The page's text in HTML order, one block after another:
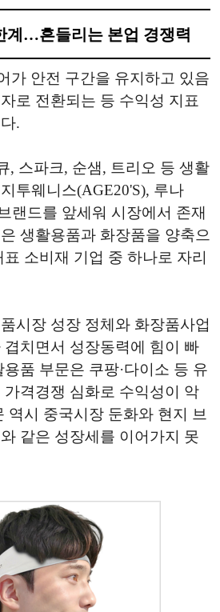
계…흔들리는 본업 경쟁력
가 안전 구간을 유지하고 있음
로 전환되는 등 수익성 지표
.
, 스파크, 순샘, 트리오 등 생활
투웨니스(AGE20'S), 루나
랜드를 앞세워 시장에서 존재
생활용품과 화장품을 양축으
소비재 기업 중 하나로 자리
시장 성장 정체와 화장품사업
치면서 성장동력에 힘이 빠
품 부문은 쿠팡·다이소 등 유
격경쟁 심화로 수익성이 악
역시 중국시장 둔화와 현지 브
같은 성장세를 이어가지 못